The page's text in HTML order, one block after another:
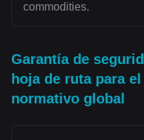
commodities.
Garantía de
hoja de ruta para
normativo global